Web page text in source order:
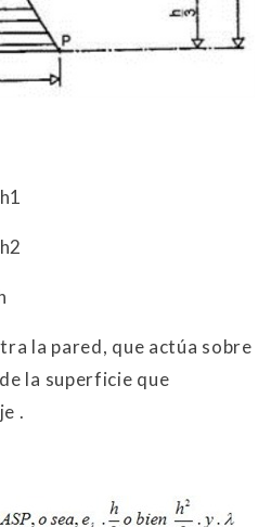
la pared, que actúa sobre
la superficie que
.